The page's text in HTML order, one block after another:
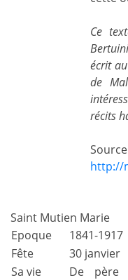
Ce
écrit
de
récits
http://
Saint Mutien Marie
Epoque
1841-1917
Fête
30 janvier
Sa vie
De père